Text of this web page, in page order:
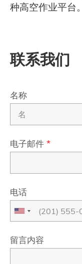
种高空作业平台。
联系我们
名称
电子邮件 *
电话
留言内容